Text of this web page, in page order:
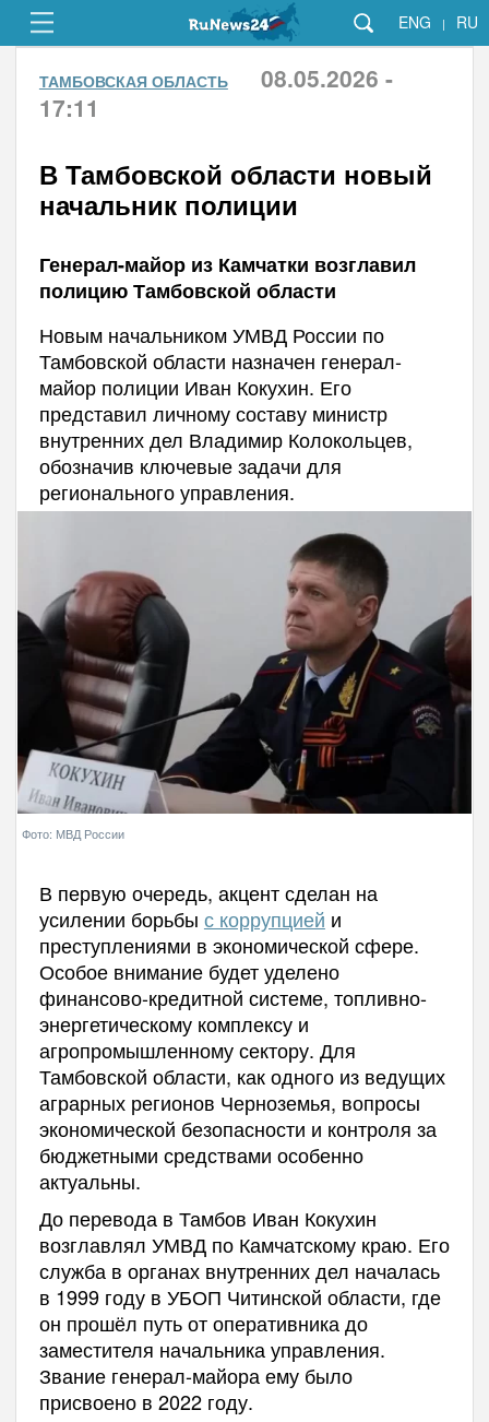
ENG | RU
ТАМБОВСКАЯ ОБЛАСТЬ
08.05.2026 -
17:11
В Тамбовской области новый
начальник полиции
Генерал-майор из Камчатки возглавил
полицию Тамбовской области
Новым начальником УМВД России по
Тамбовской области назначен генерал-
майор полиции Иван Кокухин. Его
представил личному составу министр
внутренних дел Владимир Колокольцев,
обозначив ключевые задачи для
регионального управления.
Фото: МВД России
В первую очередь, акцент сделан на
усилении борьбы с коррупцией и
преступлениями в экономической сфере.
Особое внимание будет уделено
финансово-кредитной системе, топливно-
энергетическому комплексу и
агропромышленному сектору. Для
Тамбовской области, как одного из ведущих
аграрных регионов Черноземья, вопросы
экономической безопасности и контроля за
бюджетными средствами особенно
актуальны.
До перевода в Тамбов Иван Кокухин
возглавлял УМВД по Камчатскому краю. Его
служба в органах внутренних дел началась
в 1999 году в УБОП Читинской области, где
он прошёл путь от оперативника до
заместителя начальника управления.
Звание генерал-майора ему было
присвоено в 2022 году.